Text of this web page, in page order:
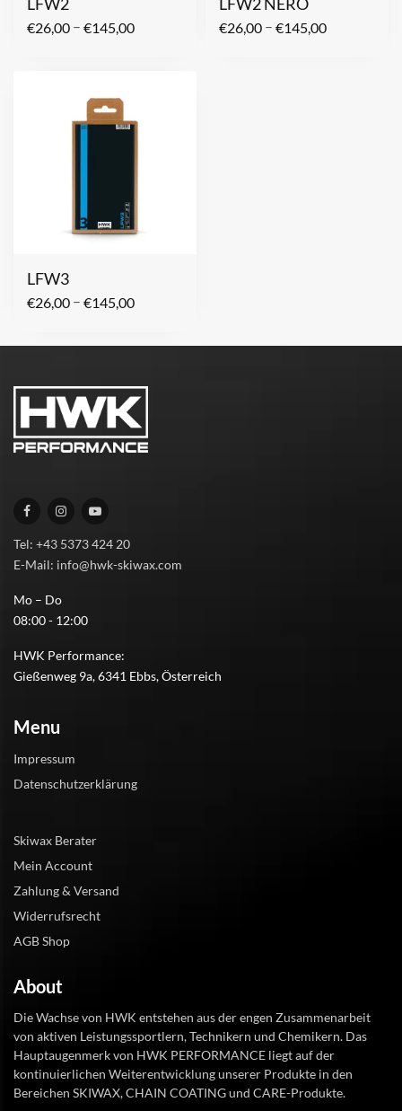
€26,00 – €145,00 €26,00 – €145,00
LFW3
€26,00 – €145,00
Tel: +43 5373 424 20
E-Mail: info@hwk-skiwax.com
Mo – Do
08:00 - 12:00
HWK Performance:
Gießenweg 9a, 6341 Ebbs, Österreich
Menu
Impressum
Datenschutzerklärung
Skiwax Berater
Mein Account
Zahlung & Versand
Widerrufsrecht
AGB Shop
About
Die Wachse von HWK entstehen aus der engen Zusammenarbeit
von aktiven Leistungssportlern, Technikern und Chemikern. Das
Hauptaugenmerk von HWK PERFORMANCE liegt auf der
kontinuierlichen Weiterentwicklung unserer Produkte in den
Bereichen SKIWAX, CHAIN COATING und CARE-Produkte.